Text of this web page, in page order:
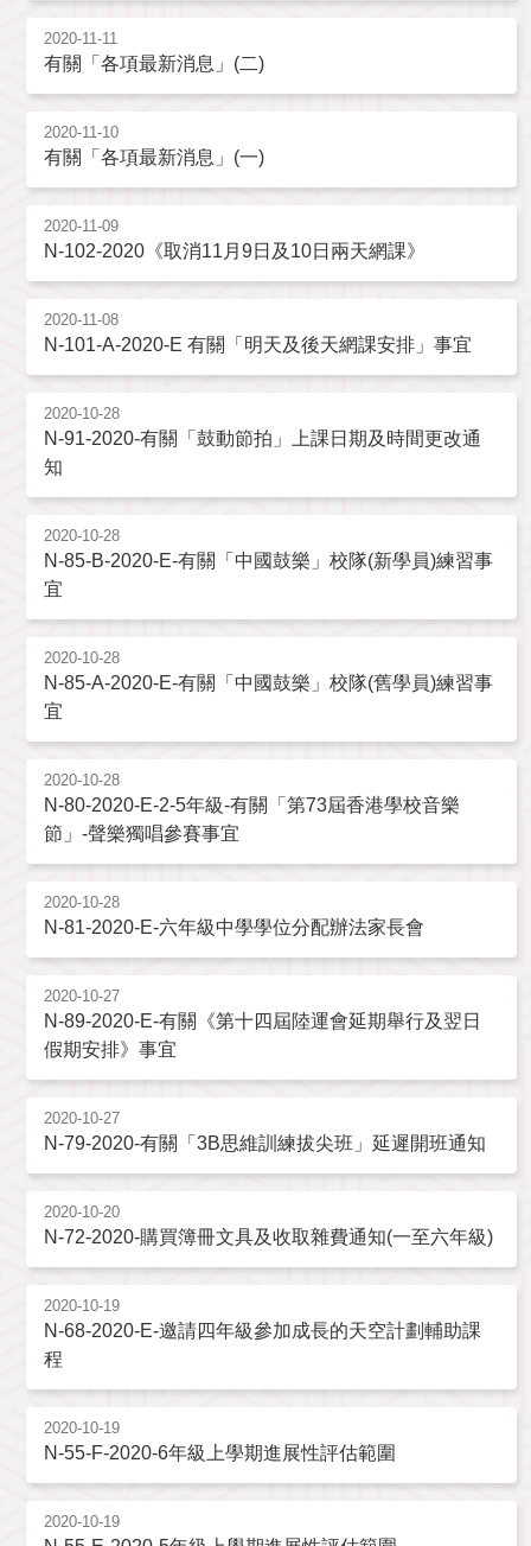
2020-11-11
有關「各項最新消息」(二)
2020-11-10
有關「各項最新消息」(一)
2020-11-09
N-102-2020《取消11月9日及10日兩天網課》
2020-11-08
N-101-A-2020-E 有關「明天及後天網課安排」事宜
2020-10-28
N-91-2020-有關「鼓動節拍」上課日期及時間更改通
知
2020-10-28
N-85-B-2020-E-有關「中國鼓樂」校隊(新學員)練習事
宜
2020-10-28
N-85-A-2020-E-有關「中國鼓樂」校隊(舊學員)練習事
宜
2020-10-28
N-80-2020-E-2-5年級-有關「第73屆香港學校音樂
節」-聲樂獨唱參賽事宜
2020-10-28
N-81-2020-E-六年級中學學位分配辦法家長會
2020-10-27
N-89-2020-E-有關《第十四屆陸運會延期舉行及翌日
假期安排》事宜
2020-10-27
N-79-2020-有關「3B思維訓練拔尖班」延遲開班通知
2020-10-20
N-72-2020-購買簿冊文具及收取雜費通知(一至六年級)
2020-10-19
N-68-2020-E-邀請四年級參加成長的天空計劃輔助課
程
2020-10-19
N-55-F-2020-6年級上學期進展性評估範圍
2020-10-19